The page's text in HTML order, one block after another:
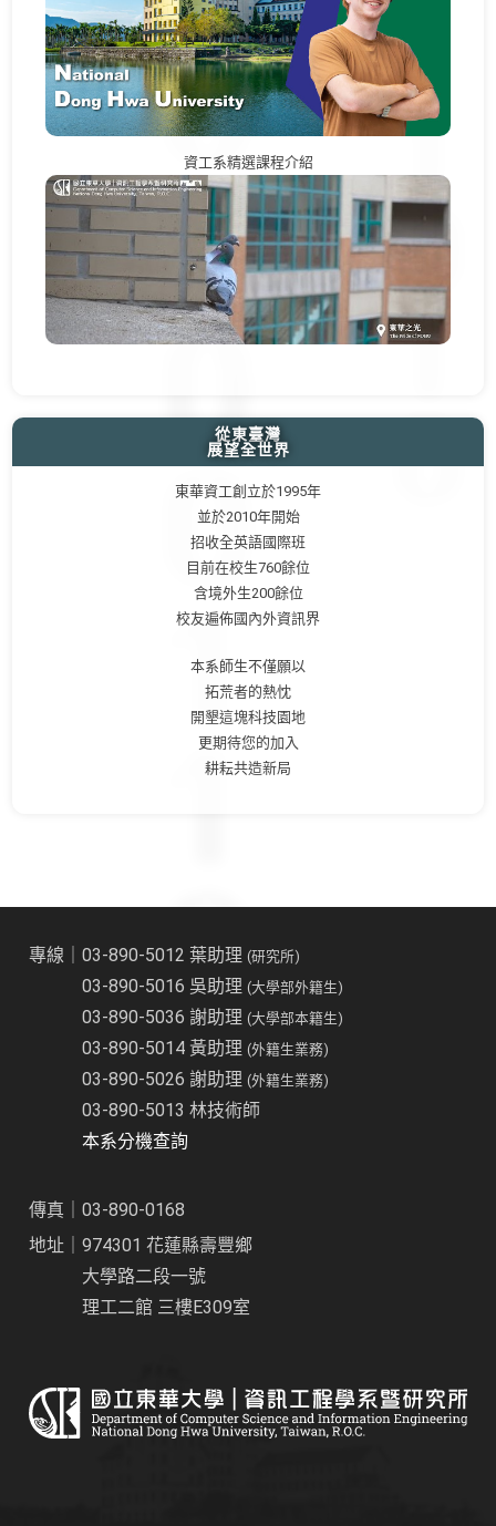
資工系精選課程介紹
從東臺灣
展望全世界
東華資工創立於1995年
並於2010年開始
招收全英語國際班
目前在校生760餘位
含境外生200餘位
校友遍佈國內外資訊界
本系師生不僅願以
拓荒者的熱忱
開墾這塊科技園地
更期待您的加入
耕耘共造新局
專線｜03-890-5012 葉助理(研究所)
03-890-5016 吳助理(大學部外籍生)
03-890-5036 謝助理(大學部本籍生)
03-890-5014 黃助理(外籍生業務)
03-890-5026 謝助理(外籍生業務)
03-890-5013 林技術師
本系分機查詢
傳真｜03-890-0168
地址｜974301 花蓮縣壽豐鄉
大學路二段一號
理工二館 三樓E309室